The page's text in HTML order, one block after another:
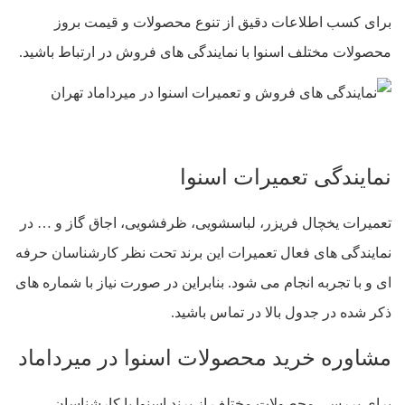
برای کسب اطلاعات دقیق از تنوع محصولات و قیمت بروز
محصولات مختلف اسنوا با نمایندگی های فروش در ارتباط باشید.
نمایندگی تعمیرات اسنوا
تعمیرات یخچال فریزر، لباسشویی، ظرفشویی، اجاق گاز و … در
نمایندگی های فعال تعمیرات این برند تحت نظر کارشناسان حرفه
ای و با تجربه انجام می شود. بنابراین در صورت نیاز با شماره های
ذکر شده در جدول بالا در تماس باشید.
مشاوره خرید محصولات اسنوا در میرداماد